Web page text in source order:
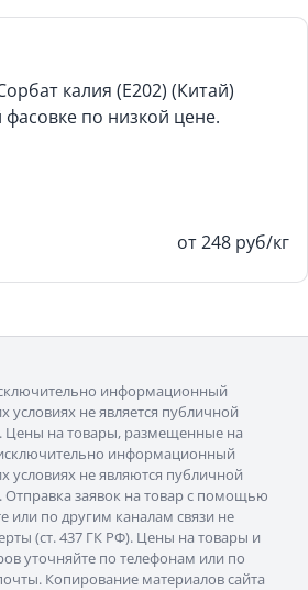
калия (Е202) (Китай)
по низкой цене.
от 248 руб/кг
информационный
условиях не является публичной
Цены на товары, размещенные на
исключительно информационный
условиях не являются публичной
Отправка заявок на товар с помощью
или по другим каналам связи не
(ст. 437 ГК РФ). Цены на товары и
уточняйте по телефонам или по
Копирование материалов сайта